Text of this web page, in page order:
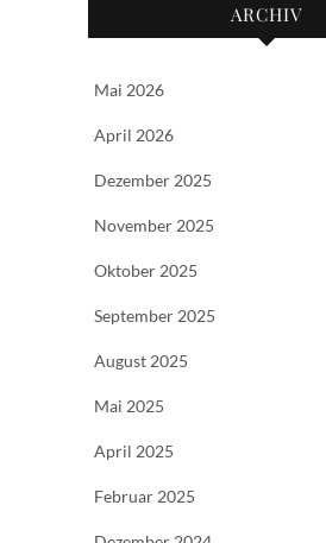
ARCHIV
Mai 2026
April 2026
Dezember 2025
November 2025
Oktober 2025
September 2025
August 2025
Mai 2025
April 2025
Februar 2025